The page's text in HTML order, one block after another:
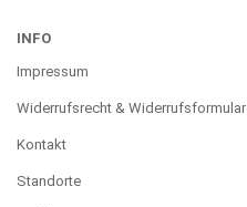
INFO
Impressum
Widerrufsrecht & Widerrufsformular
Kontakt
Standorte